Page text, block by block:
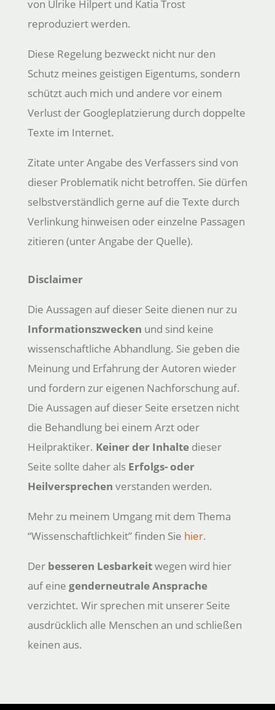
von Ulrike Hilpert und Katia Trost
reproduziert werden.
Diese Regelung bezweckt nicht nur den
Schutz meines geistigen Eigentums, sondern
schützt auch mich und andere vor einem
Verlust der Googleplatzierung durch doppelte
Texte im Internet.
Zitate unter Angabe des Verfassers sind von
dieser Problematik nicht betroffen. Sie dürfen
selbstverständlich gerne auf die Texte durch
Verlinkung hinweisen oder einzelne Passagen
zitieren (unter Angabe der Quelle).
Disclaimer
Die Aussagen auf dieser Seite dienen nur zu
Informationszwecken und sind keine
wissenschaftliche Abhandlung. Sie geben die
Meinung und Erfahrung der Autoren wieder
und fordern zur eigenen Nachforschung auf.
Die Aussagen auf dieser Seite ersetzen nicht
die Behandlung bei einem Arzt oder
Heilpraktiker. Keiner der Inhaltedieser
Seite sollte daher als Erfolgs- oder
Heilversprechen verstanden werden.
Mehr zu meinem Umgang mit dem Thema
“Wissenschaftlichkeit” finden Sie hier.
Der besseren Lesbarkeitwegen wird hier
auf eine genderneutrale Ansprache
verzichtet. Wir sprechen mit unserer Seite
ausdrücklich alle Menschen an und schließen
keinen aus.